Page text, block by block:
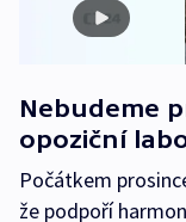
Nebudeme
opoziční
Počátkem
že podpoří